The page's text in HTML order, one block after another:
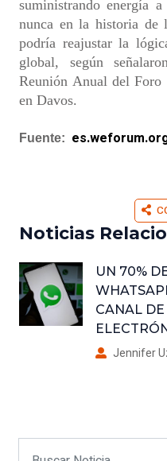
suministrando energía
nunca en la historia de
podría reajustar la
global, según
Reunión Anual del
en Davos.
Fuente:
Noticias
UN 70%
CANAL
Jennifer